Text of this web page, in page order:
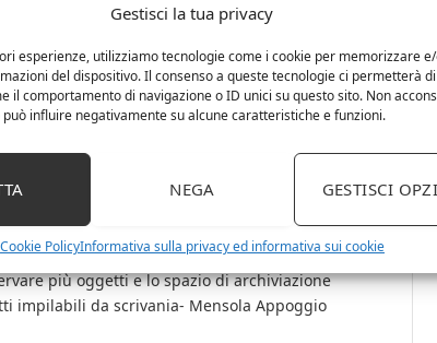
Gestisci la tua privacy
esperienze, utilizziamo tecnologie come i cookie per memorizzare
del dispositivo. Il consenso a queste tecnologie ci permetterà di
il comportamento di navigazione o ID unici su questo sito. Non
influire negativamente su alcune caratteristiche e funzioni.
NEGA GESTISCI
Cookie PolicyInformativa sulla privacy ed informativa sui cookie
bianco, manico in legno, compartimenti per
Bagno, lunga durata, design cavo,
di batteri, rivestimento di alta qualità,
più oggetti e lo spazio di archiviazione
impilabili da scrivania- Mensola Appoggio